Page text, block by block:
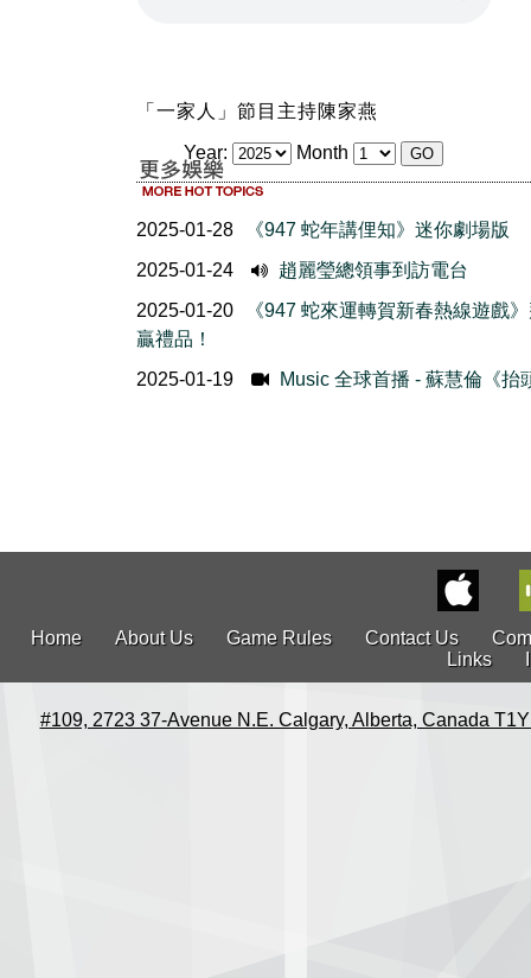
「一家人」節目主持陳家燕
Year: Month
2025-01-28
《947 蛇年講俚知》迷你劇場版
2025-01-24
趙麗瑩總領事到訪電台
2025-01-20
《947 蛇來運轉賀新春熱線遊戲
贏禮品！
2025-01-19
Music 全球首播 - 蘇慧倫《抬
Home About Us Game Rules Contact Us
Links
#109, 2723 37-Avenue N.E. Calgary, Alberta, Canada